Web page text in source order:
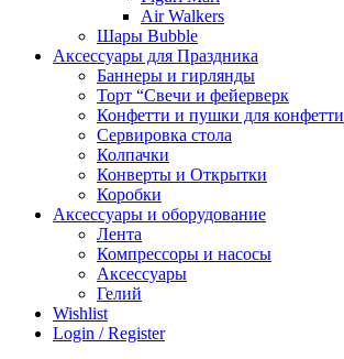
Air Walkers
Шары Bubble
Аксессуары для Праздника
Баннеры и гирлянды
Торт “Свечи и фейерверк
Конфетти и пушки для конфетти
Сервировка стола
Колпачки
Конверты и Открытки
Коробки
Аксессуары и оборудование
Лента
Компрессоры и насосы
Аксессуары
Гелий
Wishlist
Login / Register